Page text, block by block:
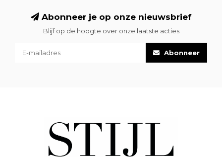
Abonneer je op onze nieuwsbrief
Blijf op de hoogte over onze laatste acties
Abonneer